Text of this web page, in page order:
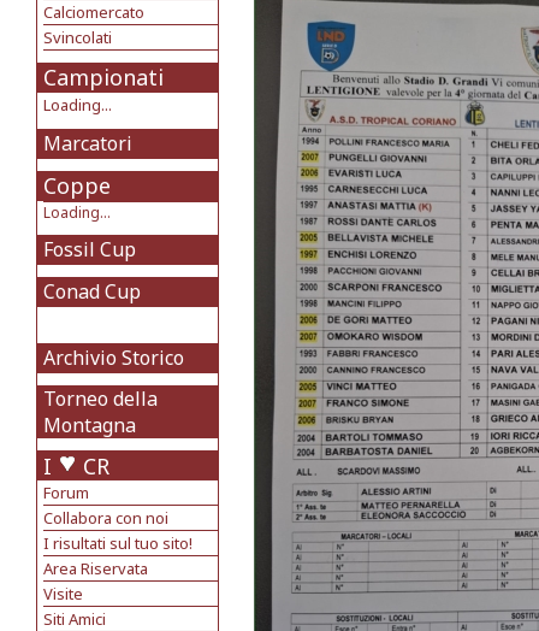
Calciomercato
Svincolati
Campionati
Loading...
Marcatori
Coppe
Loading...
Fossil Cup
Conad Cup
Archivio Storico
Torneo della
Montagna
I CR
Forum
Collabora con noi
I risultati sul tuo sito!
Area Riservata
Visite
Siti Amici